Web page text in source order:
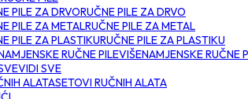
RUČNE PILE ZA DRVO
RUČNE PILE ZA METAL
RUČNE PILE ZA PLASTIKU
VIŠENAMJENSKE RUČNE
VIDI SVE
SETOVI RUČNIH ALATA